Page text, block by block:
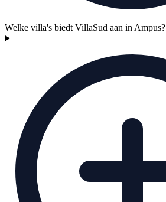
Welke villa's biedt VillaSud aan in Ampus?